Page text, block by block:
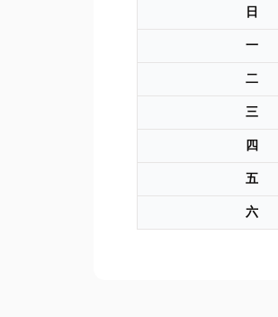
日
一
二
三
四
五
六